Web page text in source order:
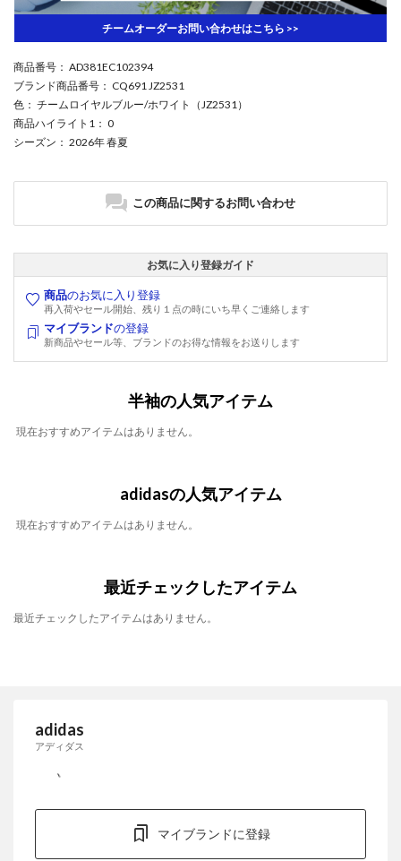
チームオーダーお問い合わせはこちら >>
商品番号 ： AD381EC102394
ブランド商品番号 ： CQ691 JZ2531
色 ： チームロイヤルブルー/ホワイト（JZ2531）
商品ハイライト1 ： 0
シーズン ： 2026年 春夏
この商品に関するお問い合わせ
お気に入り登録ガイド
商品のお気に入り登録
再入荷やセール開始、残り１点の時にいち早くご連絡します
マイブランドの登録
新商品やセール等、ブランドのお得な情報をお送りします
半袖の人気アイテム
現在おすすめアイテムはありません。
adidasの人気アイテム
現在おすすめアイテムはありません。
最近チェックしたアイテム
最近チェックしたアイテムはありません。
adidas
アディダス
マイブランドに登録